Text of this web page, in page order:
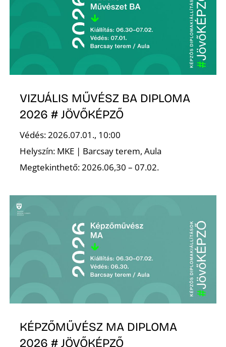
VIZUÁLIS MŰVÉSZ BA DIPLOMA
2026 # JÖVŐKÉPZŐ
Védés: 2026.07.01., 10:00
Helyszín: MKE | Barcsay terem, Aula
Megtekinthető: 2026.06,30 – 07.02.
KÉPZŐMŰVÉSZ MA DIPLOMA
2026 # JÖVŐKÉPZŐ